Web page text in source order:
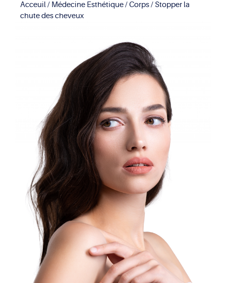
Acceuil/ Médecine Esthétique/Corps/ Stopper la
chute des cheveux